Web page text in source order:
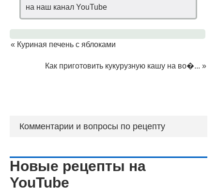
на наш канал YouTube
« Куриная печень с яблоками
Как приготовить кукурузную кашу на во�... »
Комментарии и вопросы по рецепту
Новые рецепты на
YouTube